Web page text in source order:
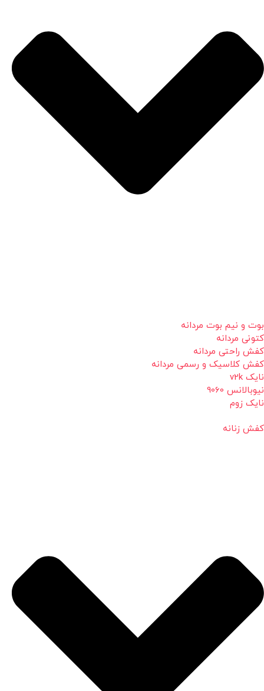
بوت و نیم بوت مردانه
کتونی مردانه
کفش راحتی مردانه
کفش کلاسیک و رسمی مردانه
نایک v2k
نیوبالانس 9060
نایک زوم
کفش زنانه